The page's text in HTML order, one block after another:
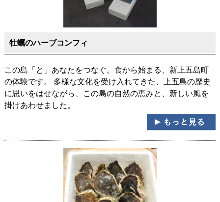
牡蠣のハーブコンフィ
この島「と」あなたをつなぐ。食から始まる、新上五島町
の体験です。 多様な文化を受け入れてきた、上五島の歴史
に思いをはせながら、この島の自然の恵みと、新しい風を
掛けあわせました。